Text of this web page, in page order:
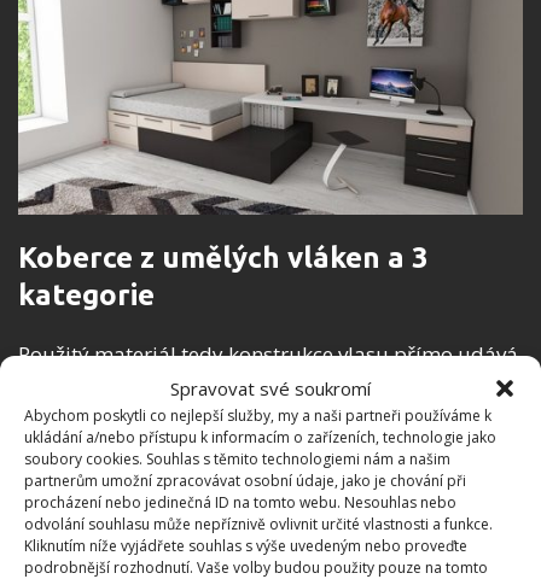
Spravovat své soukromí
Abychom poskytli co nejlepší služby, my a naši partneři používáme k
ukládání a/nebo přístupu k informacím o zařízeních, technologie jako
soubory cookies. Souhlas s těmito technologiemi nám a našim
partnerům umožní zpracovávat osobní údaje, jako je chování při
procházení nebo jedinečná ID na tomto webu. Nesouhlas nebo
odvolání souhlasu může nepříznivě ovlivnit určité vlastnosti a funkce.
Kliknutím níže vyjádřete souhlas s výše uvedeným nebo proveďte
podrobnější rozhodnutí. Vaše volby budou použity pouze na tomto
Koberce z umělých vláken a 3
kategorie
Použitý materiál tedy konstrukce vlasu přímo udává
užitné vlastnosti koberce i jeho životnost. Zde
rozeznáváme dále 3 technologická provedení:
strukturovaná smyčka, smyčka a střižený vlas. Do
velmi zatěžovaných prostor se hodí koberce se
strukturovanou smyčkou, ale do běžných
domácností jsou vhodnější spíš koberce se smyčkou